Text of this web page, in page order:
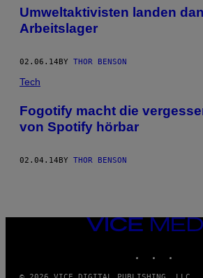
Umweltaktivisten landen
Arbeitslager
02.06.14BY THOR BENSON
Tech
Fogotify macht die
von Spotify hörbar
02.04.14BY THOR BENSON
VICE
MEDIA